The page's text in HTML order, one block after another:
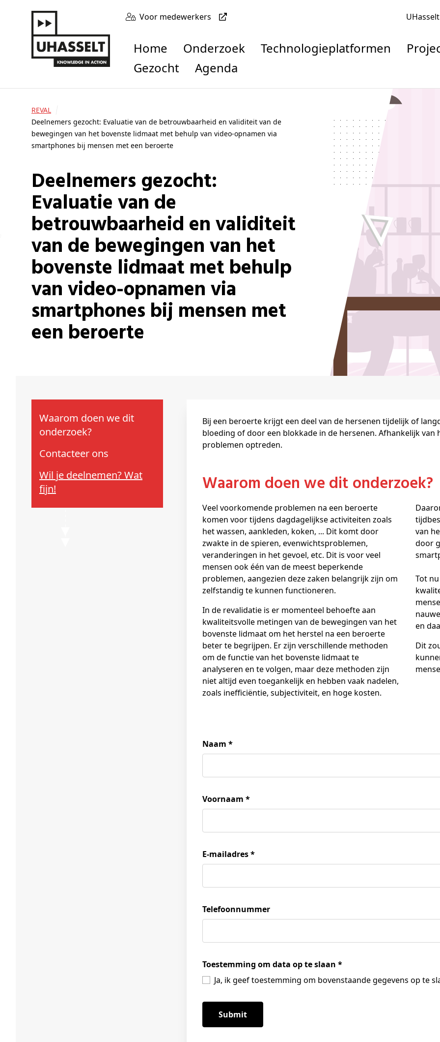
Voor medewerkers UHasselt
Home Onderzoek Technologieplatformen
Gezocht
Agenda
REVAL
Deelnemers gezocht: Evaluatie van de betrouwbaarheid en validiteit van de
bewegingen van het bovenste lidmaat met behulp van video-opnamen via
smartphones bij mensen met een beroerte
Deelnemers gezocht:
Evaluatie van de
betrouwbaarheid en validiteit
van de bewegingen van het
bovenste lidmaat met behulp
van video-opnamen via
smartphones bij mensen met
een beroerte
Waarom doen we dit
onderzoek?
Contacteer ons
Wil je deelnemen? Wat
fijn!
Bij een beroerte krijgt een deel van de hersenen tijdelijk of
bloeding of door een blokkade in de hersenen. Afhankelijk
problemen optreden.
Waarom doen we dit onderzoek?
Veel voorkomende problemen na een beroerte
komen voor tijdens dagdagelijkse activiteiten zoals
het wassen, aankleden, koken, ... Dit komt door
zwakte in de spieren, evenwichtsproblemen,
veranderingen in het gevoel, etc. Dit is voor veel
mensen ook één van de meest beperkende
problemen, aangezien deze zaken belangrijk zijn om
zelfstandig te kunnen functioneren.
In de revalidatie is er momenteel behoefte aan
kwaliteitsvolle metingen van de bewegingen van het
bovenste lidmaat om het herstel na een beroerte
beter te begrijpen. Er zijn verschillende methoden
om de functie van het bovenste lidmaat te
analyseren en te volgen, maar deze methoden zijn
niet altijd even toegankelijk en hebben vaak nadelen,
zoals inefficiëntie, subjectiviteit, en hoge kosten.
van
door
Tot
en
Dit
Naam *
Voornaam *
E-mailadres*
Telefoonnummer
Toestemming om data op te slaan *
Ja, ik geef toestemming om bovenstaande gegevens op te